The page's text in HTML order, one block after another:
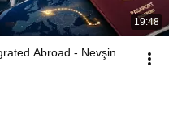
19:48
Abroad - Nevşin